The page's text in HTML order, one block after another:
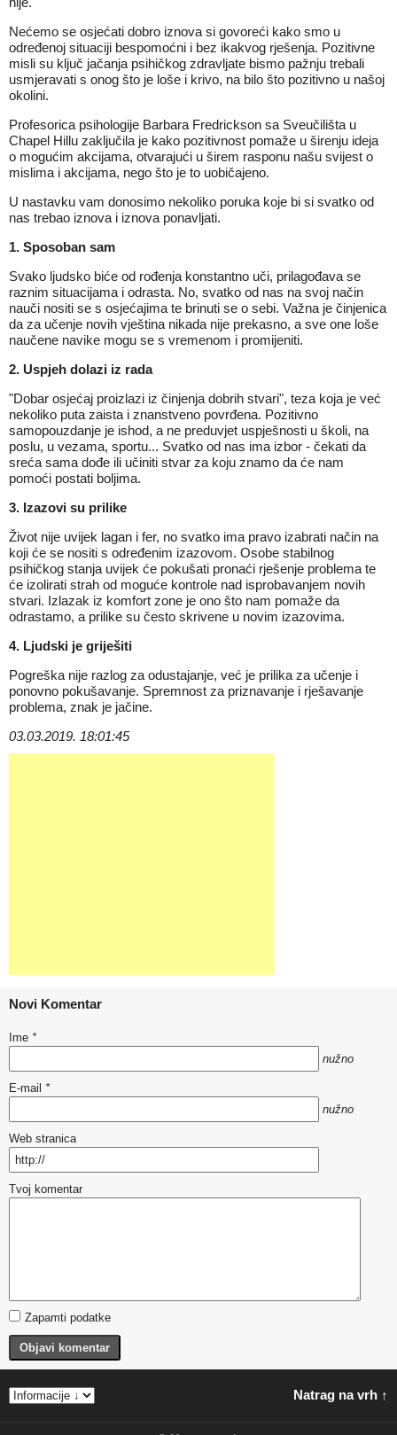
Nećemo se osjećati dobro iznova si govoreći kako smo u
određenoj situaciji bespomoćni i bez ikakvog rješenja. Pozitivne
misli su ključ jačanja psihičkog zdravljate bismo pažnju trebali
usmjeravati s onog što je loše i krivo, na bilo što pozitivno u našoj
okolini.
Profesorica psihologije Barbara Fredrickson sa Sveučilišta u
Chapel Hillu zaključila je kako pozitivnost pomaže u širenju ideja
o mogućim akcijama, otvarajući u širem rasponu našu svijest o
mislima i akcijama, nego što je to uobičajeno.
U nastavku vam donosimo nekoliko poruka koje bi si svatko od
nas trebao iznova i iznova ponavljati.
1. Sposoban sam
Svako ljudsko biće od rođenja konstantno uči, prilagođava se
raznim situacijama i odrasta. No, svatko od nas na svoj način
nauči nositi se s osjećajima te brinuti se o sebi. Važna je činjenica
da za učenje novih vještina nikada nije prekasno, a sve one loše
naučene navike mogu se s vremenom i promijeniti.
2. Uspjeh dolazi iz rada
"Dobar osjećaj proizlazi iz činjenja dobrih stvari", teza koja je već
nekoliko puta zaista i znanstveno povrđena. Pozitivno
samopouzdanje je ishod, a ne preduvjet uspješnosti u školi, na
poslu, u vezama, sportu... Svatko od nas ima izbor - čekati da
sreća sama dođe ili učiniti stvar za koju znamo da će nam
pomoći postati boljima.
3. Izazovi su prilike
Život nije uvijek lagan i fer, no svatko ima pravo izabrati način na
koji će se nositi s određenim izazovom. Osobe stabilnog
psihičkog stanja uvijek će pokušati pronaći rješenje problema te
će izolirati strah od moguće kontrole nad isprobavanjem novih
stvari. Izlazak iz komfort zone je ono što nam pomaže da
odrastamo, a prilike su često skrivene u novim izazovima.
4. Ljudski je griješiti
Pogreška nije razlog za odustajanje, već je prilika za učenje i
ponovno pokušavanje. Spremnost za priznavanje i rješavanje
problema, znak je jačine.
03.03.2019. 18:01:45
Novi Komentar
Ime *
nužno
E-mail *
nužno
Web stranica
Tvoj komentar
Zapamti podatke
Objavi komentar
Natrag na vrh ↑